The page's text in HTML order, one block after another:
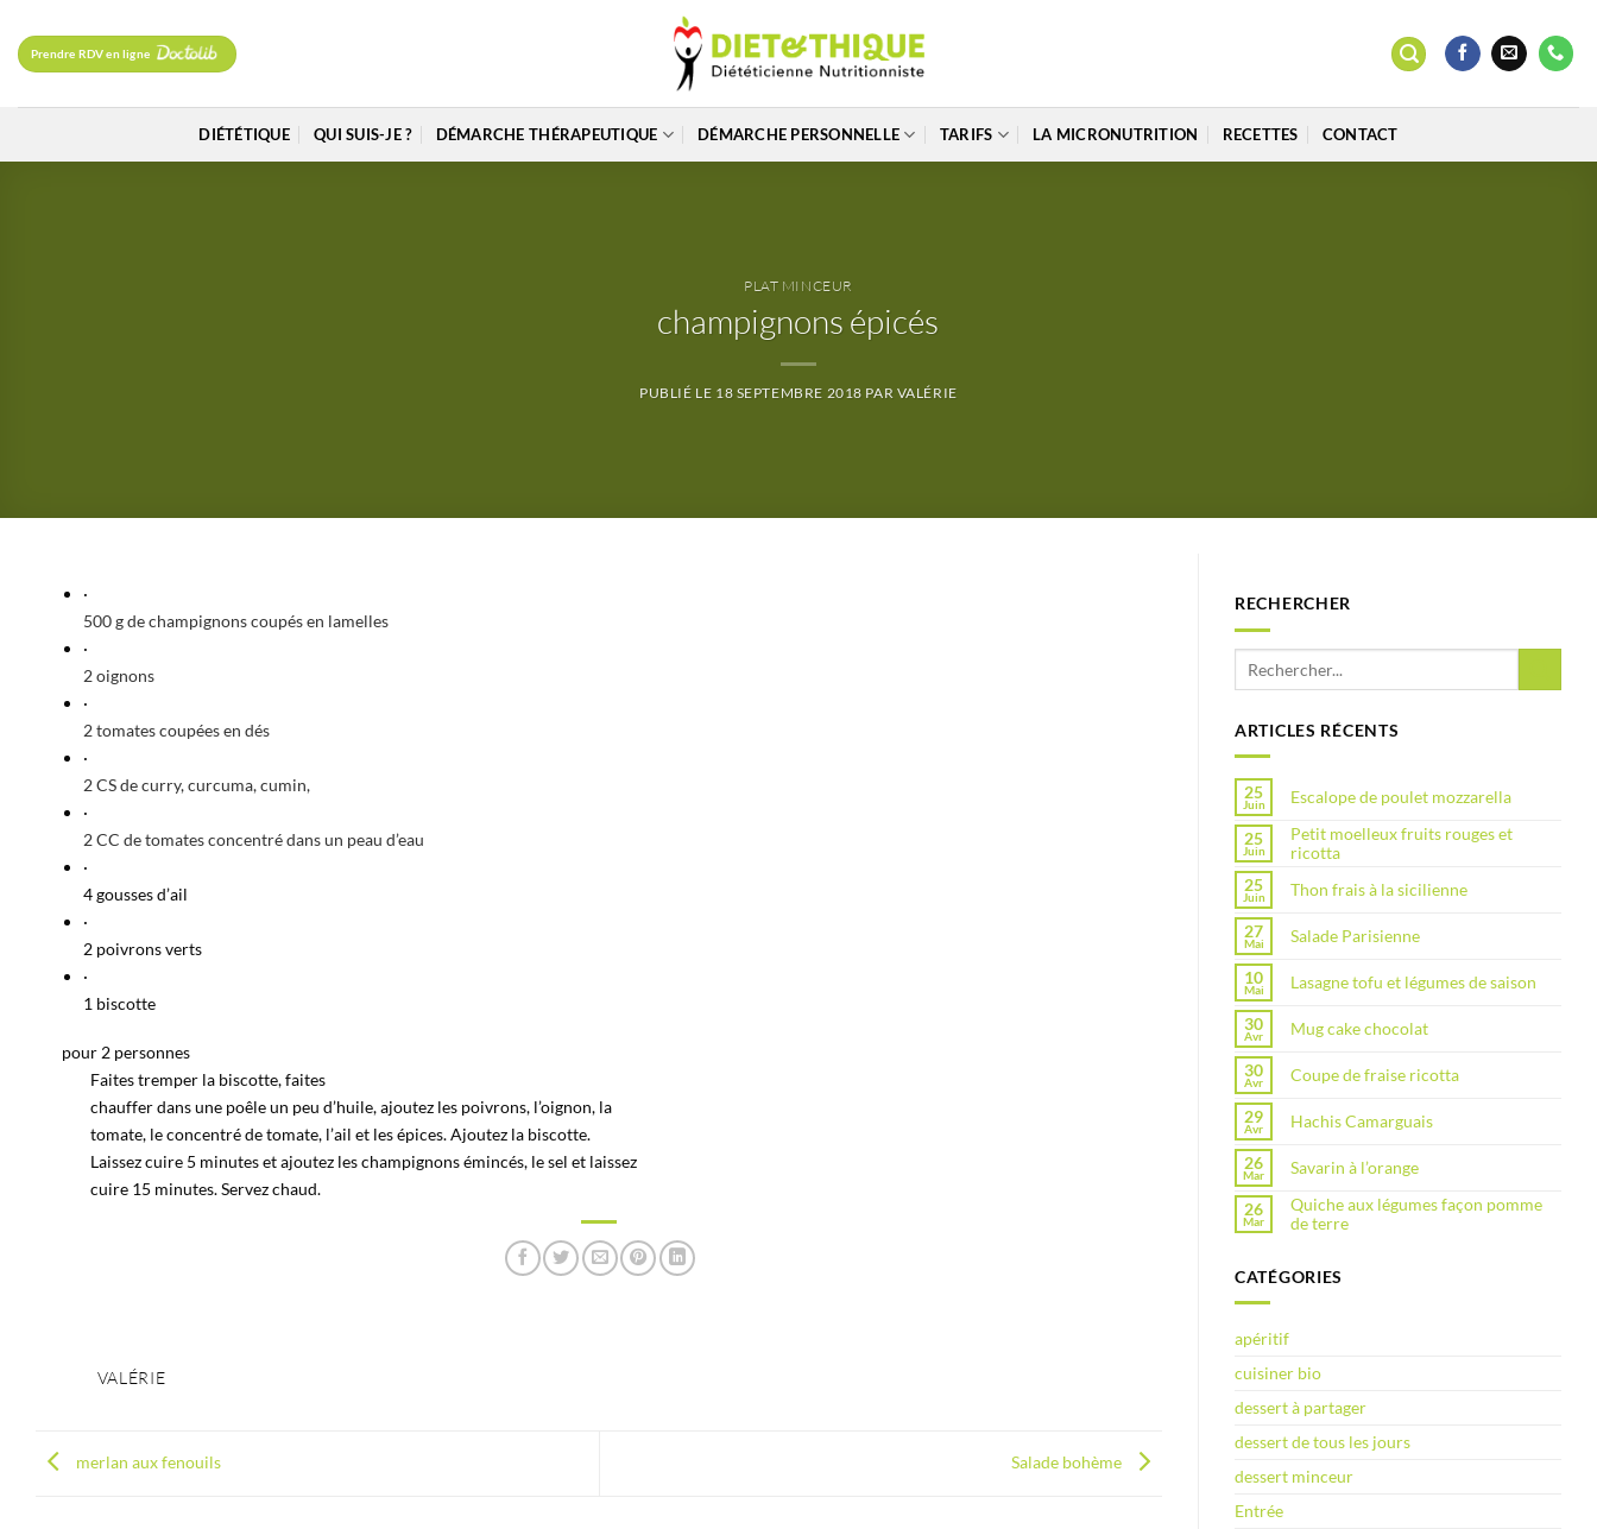
contenu
Prendre RDV en ligne
DIÉTÉTIQUE QUI SUIS-JE ? DÉMARCHE THÉRAPEUTIQUE DÉMARCHE PERSONNELLE TARIFS LA MICRONUTRITION RECETTES CONTACT
PLAT MINCEUR
champignons épicés
PUBLIÉ LE 18 SEPTEMBRE 2018 PAR VALÉRIE
·
500 g de champignons coupés en lamelles
·
2 oignons
·
2 tomates coupées en dés
·
2 CS de curry, curcuma, cumin,
·
2 CC de tomates concentré dans un peau d’eau
·
4 gousses d’ail
·
2 poivrons verts
·
1 biscotte
pour 2 personnes
Faites tremper la biscotte, faites
chauffer dans une poêle un peu d’huile, ajoutez les poivrons, l’oignon, la
tomate, le concentré de tomate, l’ail et les épices. Ajoutez la biscotte.
Laissez cuire 5 minutes et ajoutez les champignons émincés, le sel et laissez
cuire 15 minutes. Servez chaud.
VALÉRIE
merlan aux fenouils Salade bohème
RECHERCHER
ARTICLES RÉCENTS
25
Juin Escalope de poulet mozzarella
25
Juin
Petit moelleux fruits rouges et
ricotta
25
Juin Thon frais à la sicilienne
27
Mai Salade Parisienne
10
Mai Lasagne tofu et légumes de saison
30
Avr Mug cake chocolat
30
Avr Coupe de fraise ricotta
29
Avr Hachis Camarguais
26
Mar Savarin à l’orange
26
Mar
Quiche aux légumes façon pomme
de terre
CATÉGORIES
apéritif
cuisiner bio
dessert à partager
dessert de tous les jours
dessert minceur
Entrée